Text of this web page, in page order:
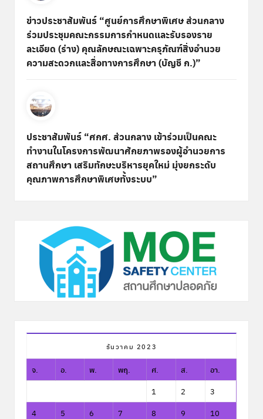
ข่าวประชาสัมพันธ์ “ศูนย์การศึกษาพิเศษ ส่วนกลาง
ร่วมประชุมคณะกรรมการกำหนดและรับรองราย
ละเอียด (ร่าง) คุณลักษณะเฉพาะครุภัณฑ์สิ่งอำนวย
ความสะดวกและสื่อทางการศึกษา (บัญชี ก.)”
ประชาสัมพันธ์ “ศกศ. ส่วนกลาง เข้าร่วมเป็นคณะ
ทำงานในโครงการพัฒนาศักยภาพรองผู้อำนวยการ
สถานศึกษา เสริมทักษะบริหารยุคใหม่ มุ่งยกระดับ
คุณภาพการศึกษาพิเศษทั้งระบบ”
ธันวาคม 2023
จ. อ. พ. พฤ. ศ. ส.
อา.
1
2
3
4
5 6 7 8 9
10